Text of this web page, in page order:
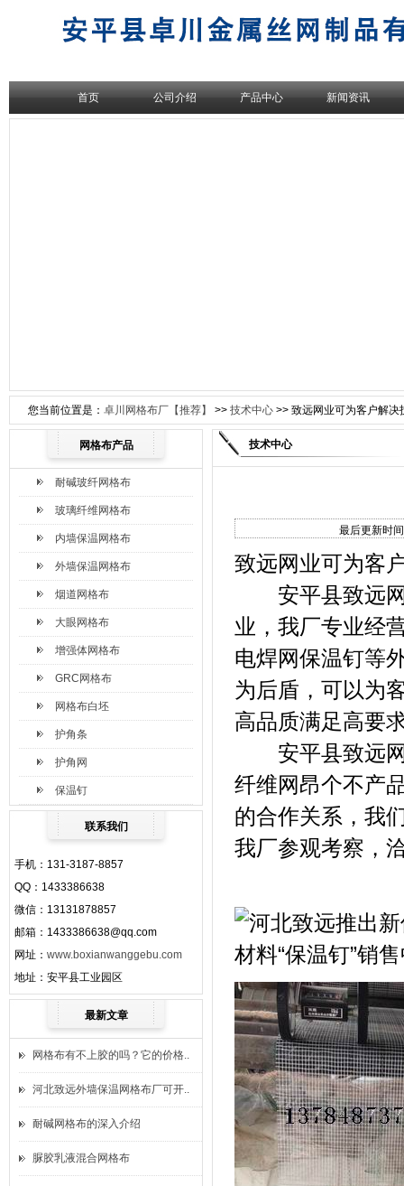
首页 公司介绍 产品中心 新闻资讯
您当前位置是： 卓川网格布厂【推荐】 >> 技术中心 >> 致远网业可为客户解决
网格布产品
耐碱玻纤网格布
玻璃纤维网格布
内墙保温网格布
外墙保温网格布
烟道网格布
大眼网格布
增强体网格布
GRC网格布
网格布白坯
护角条
护角网
保温钉
联系我们
手机：131-3187-8857
QQ：1433386638
微信：13131878857
邮箱：1433386638@qq.com
网址： www.boxianwanggebu.com
地址：安平县工业园区
最新文章
网格布有不上胶的吗？它的价格..
河北致远外墙保温网格布厂可开..
耐碱网格布的深入介绍
脲胶乳液混合网格布
技术中心
最后更新时
致远网业可为客
安平县致远网
业，我厂专业经
电焊网保温钉等
为后盾，可以为
高品质满足高要
安平县致远网
纤维网昂个不产
的合作关系，我
我厂参观考察，